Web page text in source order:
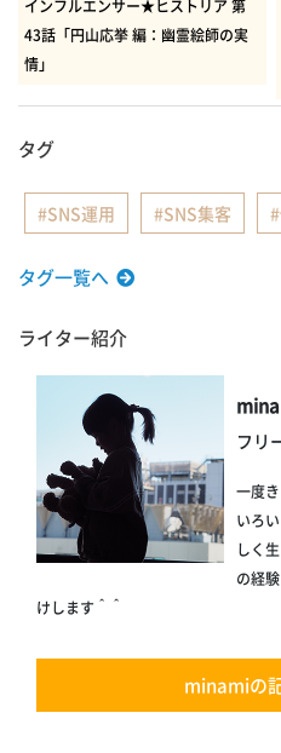
インフルエンサー★ヒストリア 第
43話「円山応挙 編：幽霊絵師の実
情」
タグ
SNS運用 SNS集客
タグ一覧へ
ライター紹介
フリ
一度
いろ
しく
の経
けします＾＾
minamiの